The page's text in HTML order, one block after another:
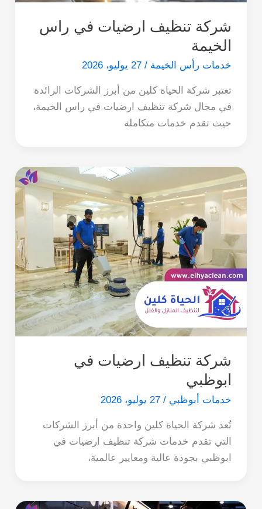
شركة تنظيف ارضيات في راس
الخيمة
خدمات رأس الخيمة / 27 يوليو، 2026
تعتبر شركة الحياة كلين من أبرز الشركات الرائدة
في مجال شركة تنظيف ارضيات في راس الخيمة،
حيث تقدم خدمات متكاملة
شركة تنظيف ارضيات في
ابوظبي
خدمات أبوظبي / 27 يوليو، 2026
تُعد شركة الحياة كلين واحدة من أبرز الشركات
التي تقدم خدمات شركة تنظيف ارضيات في
ابوظبي بجودة عالية ومعايير عالمية،